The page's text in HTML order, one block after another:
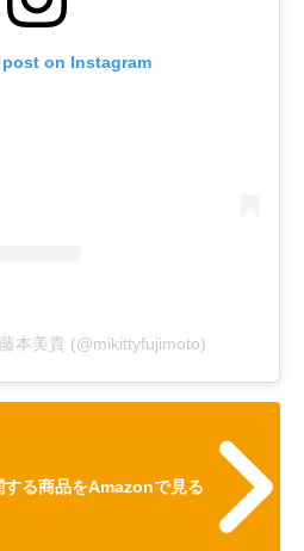
on Instagram
本美貴 (@mikittyfujimoto)
する商品をAmazonで見る